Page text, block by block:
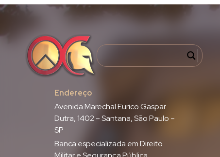
Endereço
Avenida Marechal Eurico Gaspar
Dutra, 1402 – Santana, São Paulo –
SP
Banca especializada em Direito